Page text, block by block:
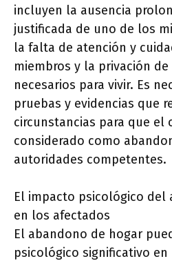
incluyen la ausencia
justificada de uno de los
la falta de atención y
miembros y la privación
necesarios para vivir. Es
pruebas y evidencias que
circunstancias para que el
considerado como
autoridades competentes.
El impacto psicológico del
en los afectados
El abandono de hogar
psicológico significativo